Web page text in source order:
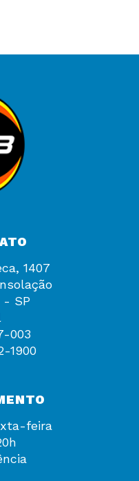
1407
- SP
003
1900
feira